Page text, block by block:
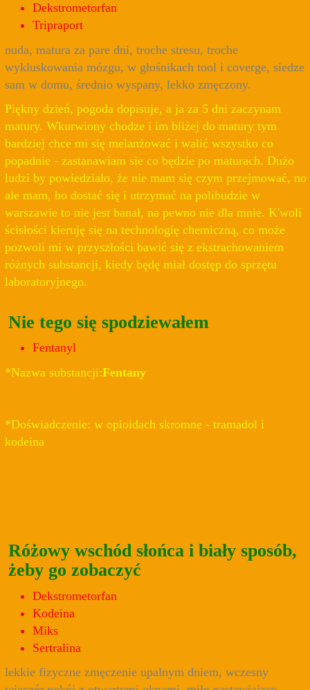
Dekstrometorfan
Tripraport
nuda, matura za pare dni, troche stresu, troche
wykluskowania mózgu, w głośnikach tool i coverge, siedze
sam w domu, średnio wyspany, lekko zmęczony.
Piękny dzień, pogoda dopisuje, a ja za 5 dni zaczynam
matury. Wkurwiony chodze i im bliżej do matury tym
bardziej chce mi się melanżować i walić wszystko co
popadnie - zastanawiam sie co będzie po maturach. Dużo
ludzi by powiedziało, że nie mam się czym przejmować, no
ale mam, bo dostać się i utrzymać na polibudzie w
warszawie to nie jest banał, na pewno nie dla mnie. K'woli
ścisłości kieruję się na technologię chemiczną, co może
pozwoli mi w przyszłości bawić się z ekstrachowaniem
różnych substancji, kiedy będę miał dostęp do sprzętu
laboratoryjnego.
Nie tego się spodziewałem
Fentanyl
*Nazwa substancji:Fentany
*Doświadczenie: w opioidach skromne - tramadol i
kodeina
Różowy wschód słońca i biały sposób,
żeby go zobaczyć
Dekstrometorfan
Kodeina
Miks
Sertralina
lekkie fizyczne zmęczenie upalnym dniem, wczesny